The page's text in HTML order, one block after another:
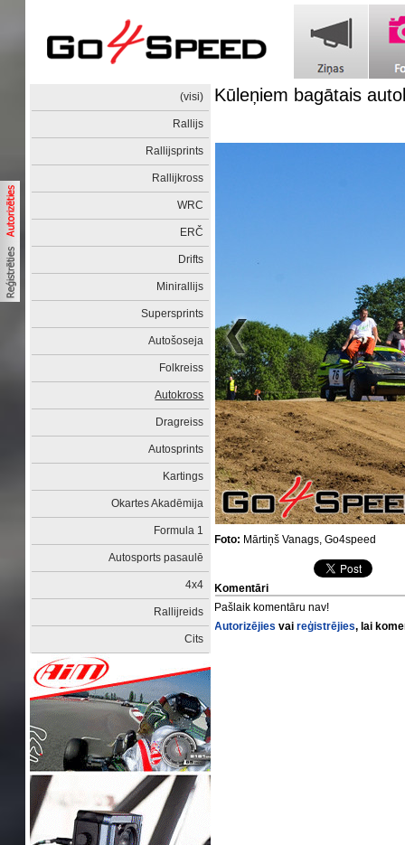
(visi)
Rallijs
Rallijsprints
Rallijkross
WRC
ERČ
Drifts
Minirallijs
Supersprints
Autošoseja
Folkreiss
Autokross
Dragreiss
Autosprints
Kartings
Okartes Akadēmija
Formula 1
Autosports pasaulē
4x4
Rallijreids
Cits
Kūleņiem bagātais
Foto: Mārtiņš Vanags, Go4speed
Komentāri
Pašlaik komentāru nav!
Autorizējies vaireģistrējies, lai